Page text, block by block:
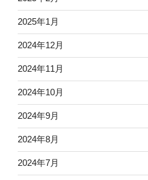
2025年1月
2024年12月
2024年11月
2024年10月
2024年9月
2024年8月
2024年7月